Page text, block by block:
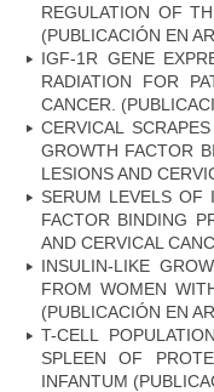
REGULATION OF
(PUBLICACIÓN EN
IGF-1R GENE
RADIATION FOR
CANCER.
CERVICAL
GROWTH FACTOR
LESIONS AND
SERUM LEVELS OF
FACTOR BINDING
AND CERVICAL
INSULIN-LIKE
FROM WOMEN
(PUBLICACIÓN EN
T-CELL
SPLEEN OF
INFANTUM